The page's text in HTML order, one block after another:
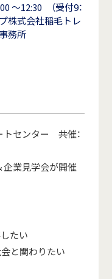
～12:30 （受付9：
株式会社稲毛トレ
務所
トセンター 共催：
業見学会が開催
たい
と関わりたい